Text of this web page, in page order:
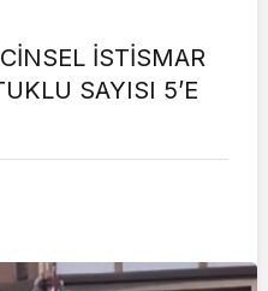
İSTİSMAR
SAYISI 5’E
Firarisi B.K.